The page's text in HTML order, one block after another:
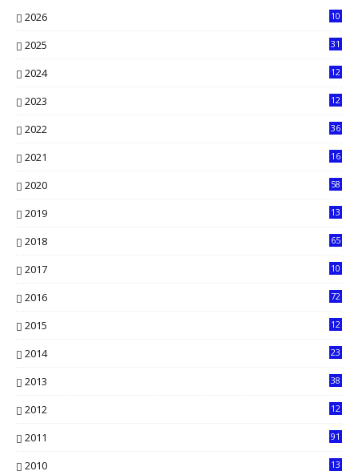
2026
10
2025
31
2024
12
2023
12
2022
36
2021
16
2020
58
2019
13
2018 65
2017 10
2016
72
2015
12
2014
23
2013
38
2012
12
2011 91
2010
13